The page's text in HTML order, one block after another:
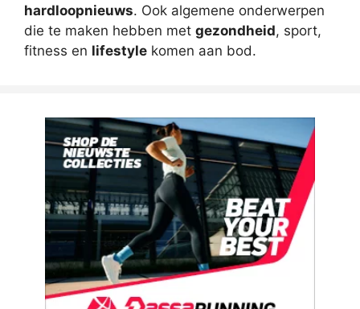
hardloopnieuws. Ook algemene onderwerpen
die te maken hebben met gezondheid, sport,
fitness en lifestyle komen aan bod.